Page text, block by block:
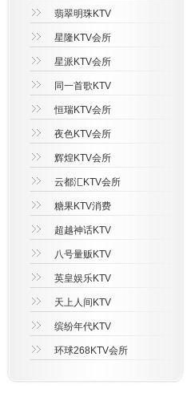
翡翠明珠KTV
星隆KTV会所
星派KTV会所
同一首歌KTV
恒瑞KTV会所
夜色KTV会所
辉煌KTV会所
云都汇KTV会所
糖果KTV消费
超越神话KTV
八号量贩KTV
英皇娱乐KTV
天上人间KTV
缤纷年代KTV
环球268KTV会所